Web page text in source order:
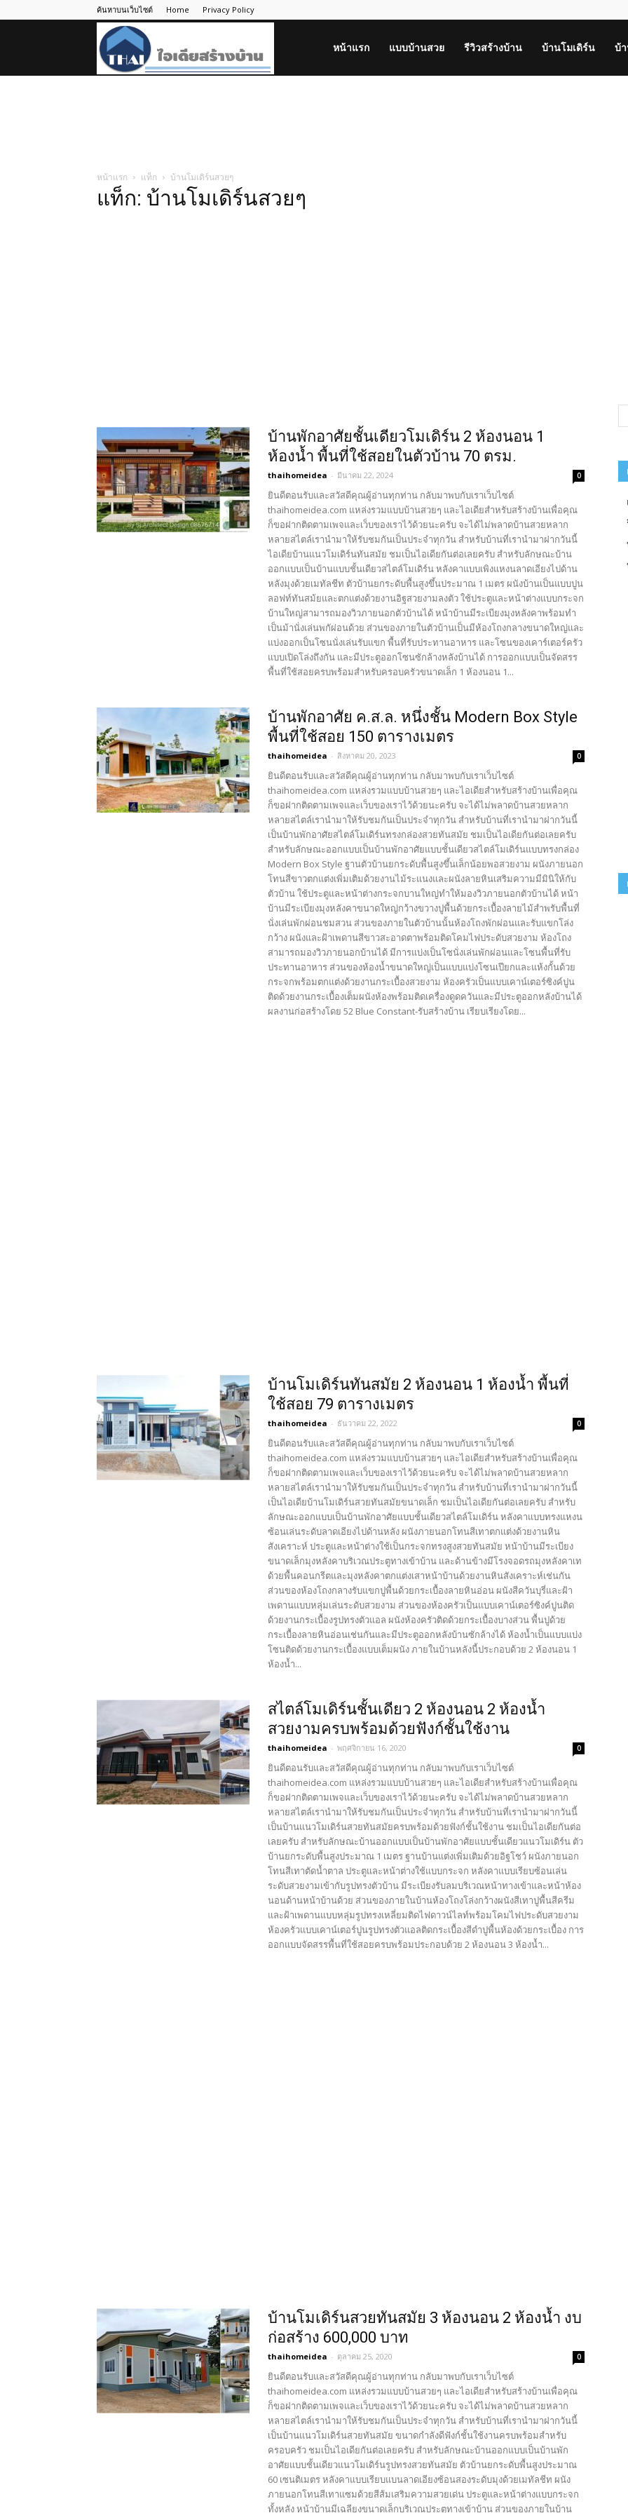
ค้นหาบนเว็บไซต์ Home Privacy Policy
หน้าแรก แบบบ้านสวย รีวิวสร้างบ้าน บ้านโมเดิร์น บ้
หน้าแรก แท็ก บ้านโมเดิร์นสวยๆ
แท็ก: บ้านโมเดิร์นสวยๆ
บ้านพักอาศัยชั้นเดียวโมเดิร์น 2 ห้องนอน 1
ห้องน้ำ พื้นที่ใช้สอยในตัวบ้าน 70 ตรม.
thaihomeidea - มีนาคม 22, 2024 0
ยินดีตอนรับและสวัสดีคุณผู้อ่านทุกท่าน กลับมาพบกับเราเว็บไซต์
thaihomeidea.com แหล่งรวมแบบบ้านสวยๆ และไอเดียสำหรับสร้างบ้านเพื่อคุณ
ก็ขอฝากติดตามเพจและเว็บของเราไว้ด้วยนะครับ จะได้ไม่พลาดบ้านสวยหลาก
หลายสไตล์เรานำมาให้รับชมกันเป็นประจำทุกวัน สำหรับบ้านที่เรานำมาฝากวันนี้
ไอเดียบ้านแนวโมเดิร์นทันสมัย ชมเป็นไอเดียกันต่อเลยครับ สำหรับลักษณะบ้าน
ออกแบบเป็นบ้านแบบชั้นเดียวสไตล์โมเดิร์น หลังคาแบบเพิงแหงนลาดเอียงไปด้าน
หลังมุงด้วยเมทัลชีท ตัวบ้านยกระดับพื้นสูงขึ้นประมาณ 1 เมตร ผนังบ้านเป็นแบบปูน
ลอฟท์ทันสม้ยและตกแต่งด้วยงานอิฐสวยงามลงตัว ใช้ประตูและหน้าต่างแบบกระจก
บ้านใหญ่สามารถมองวิวภายนอกตัวบ้านได้ หน้าบ้านมีระเบียงมุงหลังคาพร้อมทำ
เป็นม้านั่งเล่นพกัผ่อนด้วย ส่วนของภายในตัวบ้านเป็นมีห้องโถงกลางขนาดใหญ่และ
แบ่งออกเป็นโซนนั่งเล่นรับแขก พื้นที่รับประทานอาหาร และโซนของเคาร์เตอร์ครัว
แบบเปิดโล่งถึงกัน และมีประตูออกโซนซักล้างหลังบ้านได้ การออกแบบเป็นจัดสรร
พื้นที่ใช้สอยครบพร้อมสำหรับครอบครัวขนาดเล็ก 1 ห้องนอน 1...
บ้านพักอาศัย ค.ส.ล. หนึ่งชั้น Modern Box Style
พื้นที่ใช้สอย 150 ตารางเมตร
thaihomeidea - สิงหาคม 20, 2023 0
ยินดีตอนรับและสวัสดีคุณผู้อ่านทุกท่าน กลับมาพบกับเราเว็บไซต์
thaihomeidea.com แหล่งรวมแบบบ้านสวยๆ และไอเดียสำหรับสร้างบ้านเพื่อคุณ
ก็ขอฝากติดตามเพจและเว็บของเราไว้ด้วยนะครับ จะได้ไม่พลาดบ้านสวยหลาก
หลายสไตล์เรานำมาให้รับชมกันเป็นประจำทุกวัน สำหรับบ้านที่เรานำมาฝากวันนี้
เป็นบ้านพักอาศัยสไตล์โมเดิร์นทรงกล่องสวยทันสมัย ชมเป็นไอเดียกันต่อเลยครับ
สำหรับลักษณะออกแบบเป็นบ้านพักอาศัยแบบชั้นเดียวสไตล์โมเดิร์นแบบทรงกล่อง
Modern Box Style ฐานตัวบ้านยกระดับพื้นสูงขึ้นเล็กน้อยพอสวยงาม ผนังภายนอก
โทนสีขาวตกแต่งเพิ่มเติมด้วยงานไม้ระแนงและผนังลายหินเสริมความมีมินิให้กับ
ตัวบ้าน ใช้ประตูและหน้าต่างกระจกบานใหญ่ทำให้มองวิวภายนอกตัวบ้านได้ หน้า
บ้านมีระเบียงมุงหลังคาขนาดใหญ่กว้างขวางปูพื้นด้วยกระเบื้องลายไม้สำพรับพื้นที่
นั่งเล่นพักผ่อนชมสวน ส่วนของภายในตัวบ้านนั้นห้องโถงพักผ่อนและรับแขกโล่ง
กว้าง ผนังและฝ้าเพดานสีขาวสะอาดตาพร้อมติดโคมไฟประดับสวยงาม ห้องโถง
สามารถมองวิวภายนอกบ้านได้ มีการแบ่งเป็นโซนั่งเล่นพักผ่อนและโซนพื้นที่รับ
ประทานอาหาร ส่วนของห้องน้ำขนาดใหญ่เป็นแบบแบ่งโซนเปียกและแห้งกั้นด้วย
กระจกพร้อมตกแต่งด้วยงานกระเบื้องสวยงาม ห้องครัวเป็นแบบเคาน์เตอร์ซิงค์ปูน
ติดด้วยงานกระเบื้องเต็มผนังห้องพร้อมติดเครื่องดูดควันและมีประตูออกหลังบ้านได้
ผลงานก่อสร้างโดย 52 Blue Constant-รับสร้างบ้าน เรียบเรียงโดย...
บ้านโมเดิร์นทันสมัย 2 ห้องนอน 1 ห้องน้ำ พื้นที่
ใช้สอย 79 ตารางเมตร
thaihomeidea - ธันวาคม 22, 2022 0
ยินดีตอนรับและสวัสดีคุณผู้อ่านทุกท่าน กลับมาพบกับเราเว็บไซต์
thaihomeidea.com แหล่งรวมแบบบ้านสวยๆ และไอเดียสำหรับสร้างบ้านเพื่อคุณ
ก็ขอฝากติดตามเพจและเว็บของเราไว้ด้วยนะครับ จะได้ไม่พลาดบ้านสวยหลาก
หลายสไตล์เรานำมาให้รับชมกันเป็นประจำทุกวัน สำหรับบ้านที่เรานำมาฝากวันนี้
เป็นไอเดียบ้านโมเดิร์นสวยทันสมัยขนาดเล็ก ชมเป็นไอเดียกันต่อเลยครับ สำหรับ
ลักษณะออกแบบเป็นบ้านพักอาศัยแบบชั้นเดียวสไตล์โมเดิร์น หลังคาแบบทรงแหงน
ซ้อนเล่นระดับลาดเอียงไปด้านหลัง ผนังภายนอกโทนสีเทาตกแต่งด้วยงานหิน
สังเคราะห์ ประตูและหน้าต่างใช้เป็นกระจกทรงสูงสวยทันสมัย หน้าบ้านมีระเบียง
ขนาดเล็กมุงหลังคาบริเวณประตูทางเข้าบ้าน และด้านข้างมีโรงจอดรถมุงหลังคาเท
ด้วยพื้นคอนกรีตและมุงหลังคาตกแต่งเสาหน้าบ้านด้วยงานหินสังเคราะห์เช่นกัน
ส่วนของห้องโถงกลางรับแขกปูพื้นด้วยกระเบื้องลายหินอ่อน ผนังสีควันบุรี่และฝ้า
เพดานแบบหลุ่มเล่นระดับสวยงาม ส่วนของห้องครัวเป็นแบบเคาน์เตอร์ซิงค์ปูนติด
ด้วยงานกระเบื้องรูปทรงตัวแอล ผนังห้องครัวติดด้วยกระเบื้องบางส่วน พื้นปูด้วย
กระเบื้องลายหินอ่อนเช่นกันและมีประตูออกหลังบ้านซักล้างได้ ห้องน้ำเป็นแบบแบ่ง
โซนติดด้วยงานกระเบื้องแบบเต็มผนัง ภายในบ้านหลังนี้ประกอบด้วย 2 ห้องนอน 1
ห้องน้ำ...
สไตล์โมเดิร์นชั้นเดียว 2 ห้องนอน 2 ห้องน้ำ
สวยงามครบพร้อมด้วยฟังก์ชั้นใช้งาน
thaihomeidea - พฤศจิกายน 16, 2020 0
ยินดีตอนรับและสวัสดีคุณผู้อ่านทุกท่าน กลับมาพบกับเราเว็บไซต์
thaihomeidea.com แหล่งรวมแบบบ้านสวยๆ และไอเดียสำหรับสร้างบ้านเพื่อคุณ
ก็ขอฝากติดตามเพจและเว็บของเราไว้ด้วยนะครับ จะได้ไม่พลาดบ้านสวยหลาก
หลายสไตล์เรานำมาให้รับชมกันเป็นประจำทุกวัน สำหรับบ้านที่เรานำมาฝากวันนี้
เป็นบ้านแนวโมเดิร์นสวยทันสมัยครบพร้อมด้วยฟังก์ชั้นใช้งาน ชมเป็นไอเดียกันต่อ
เลยครับ สำหรับลักษณะบ้านออกแบบเป็นบ้านพักอาศ้ยแบบชั้นเดียวแนวโมเดิร์น ตัว
บ้านยกระดับพื้นสูงประมาณ 1 เมตร ฐานบ้านแต่งเพิ่มเติมด้วยอิฐโชว์ ผนังภายนอก
โทนสีเทาตัดน้ำตาล ประตูและหน้าต่างใช้แบบกระจก หลังคาแบบเรียบซ้อนเล่น
ระดับสวยงามเข้ากับรูปทรงตัวบ้าน มีระเบียงรับลมบริเวณหน้าทางเข้าและหน้าห้อง
นอนด้านหน้าบ้านด้วย ส่วนของภายในบ้านห้องโถงโล่งกว้างผนังสีเทาปูพื้นสีครีม
และฝ้าเพดานแบบหลุ่มรูปทรงเหลี่ยมติดไฟดาวน์ไลท์พร้อมโคมไฟประดับสวยงาม
ห้องครัวแบบเคาน์เตอร์ปูนรูปทรงตัวแอลติดกระเบื้องสีดำปูพื้นห้องด้วยกระเบื้อง การ
ออกแบบจัดสรรพื้นที่ใช้สอยครบพร้อมประกอบด้วย 2 ห้องนอน 3 ห้องน้ำ...
บ้านโมเดิร์นสวยทันสมัย 3 ห้องนอน 2 ห้องน้ำ งบ
ก่อสร้าง 600,000 บาท
thaihomeidea - ตุลาคม 25, 2020 0
ยินดีตอนรับและสวัสดีคุณผู้อ่านทุกท่าน กลับมาพบกับเราเว็บไซต์
thaihomeidea.com แหล่งรวมแบบบ้านสวยๆ และไอเดียสำหรับสร้างบ้านเพื่อคุณ
ก็ขอฝากติดตามเพจและเว็บของเราไว้ด้วยนะครับ จะได้ไม่พลาดบ้านสวยหลาก
หลายสไตล์เรานำมาให้รับชมกันเป็นประจำทุกวัน สำหรับบ้านที่เรานำมาฝากวันนี้
เป็นบ้านแนวโมเดิร์นสวยทันสมัย ขนาดกำลังดีฟังก์ชั้นใช้งานครบพร้อมสำหรับ
ครอบครัว ชมเป็นไอเดียกันต่อเลยครับ สำหรับลักษณะบ้านออกแบบเป็นบ้านพัก
อาศัยแบบชั้นเดียวแนวโมเดิร์นรูปทรงสวยทันสมัย ตัวบ้านยกระดับพื้นสูงประมาณ
60 เซนติเมตร หลังคาแบบเรียบแบนลาดเอียงซ้อนสองระดับมุงด้วยเมทัลชีท ผนัง
ภายนอกโทนสีเทาแซมด้วยสีส้มเสริมความสวยเด่น ประตูและหน้าต่างแบบกระจก
ทั้งหลัง หน้าบ้านมีเฉลียงขนาดเล็กบริเวณประตูทางเข้าบ้าน ส่วนของภายในบ้าน